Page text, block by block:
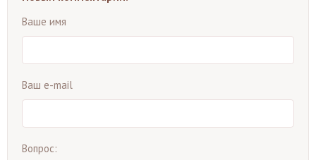
Ваше имя
Ваш e-mail
Вопрос: